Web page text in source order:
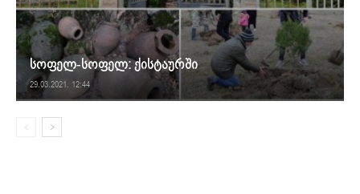
სოფელ-სოფელ: ქისტაურში
29.03.2021. 12:44